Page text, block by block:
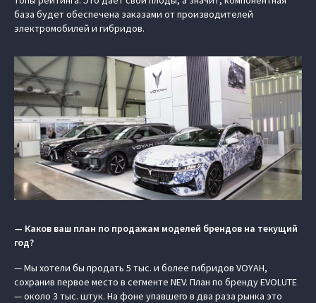
база будет обеспечена заказами от производителей
электромобилей и гибридов.
— Каков ваш план по продажам моделей брендов на текущий
год?
— Мы хотели бы продать 5 тыс. и более гибридов VOYAH,
сохранив первое место в сегменте NEV. План по бренду EVOLUTE
— около 3 тыс. штук. На фоне упавшего в два раза рынка это